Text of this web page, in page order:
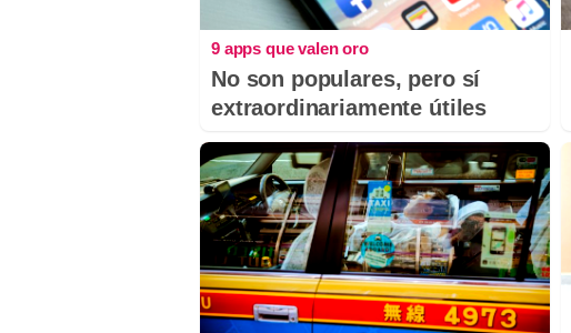
9 apps que valen oro
No son populares, pero sí
extraordinariamente útiles